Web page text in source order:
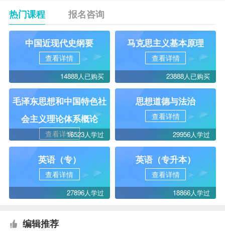
热门课程 报名咨询
中国近现代史纲要
查看详情
14888人已购买
马克思主义基本原理
查看详情
23888人已购买
毛泽东思想和中国特色社
会主义理论体系概论
查看详情16523人学过
思想道德与法治
查看详情
29956人学过
英语（专）
查看详情
27896人学过
英语（专升本）
查看详情
18866人学过
编辑推荐